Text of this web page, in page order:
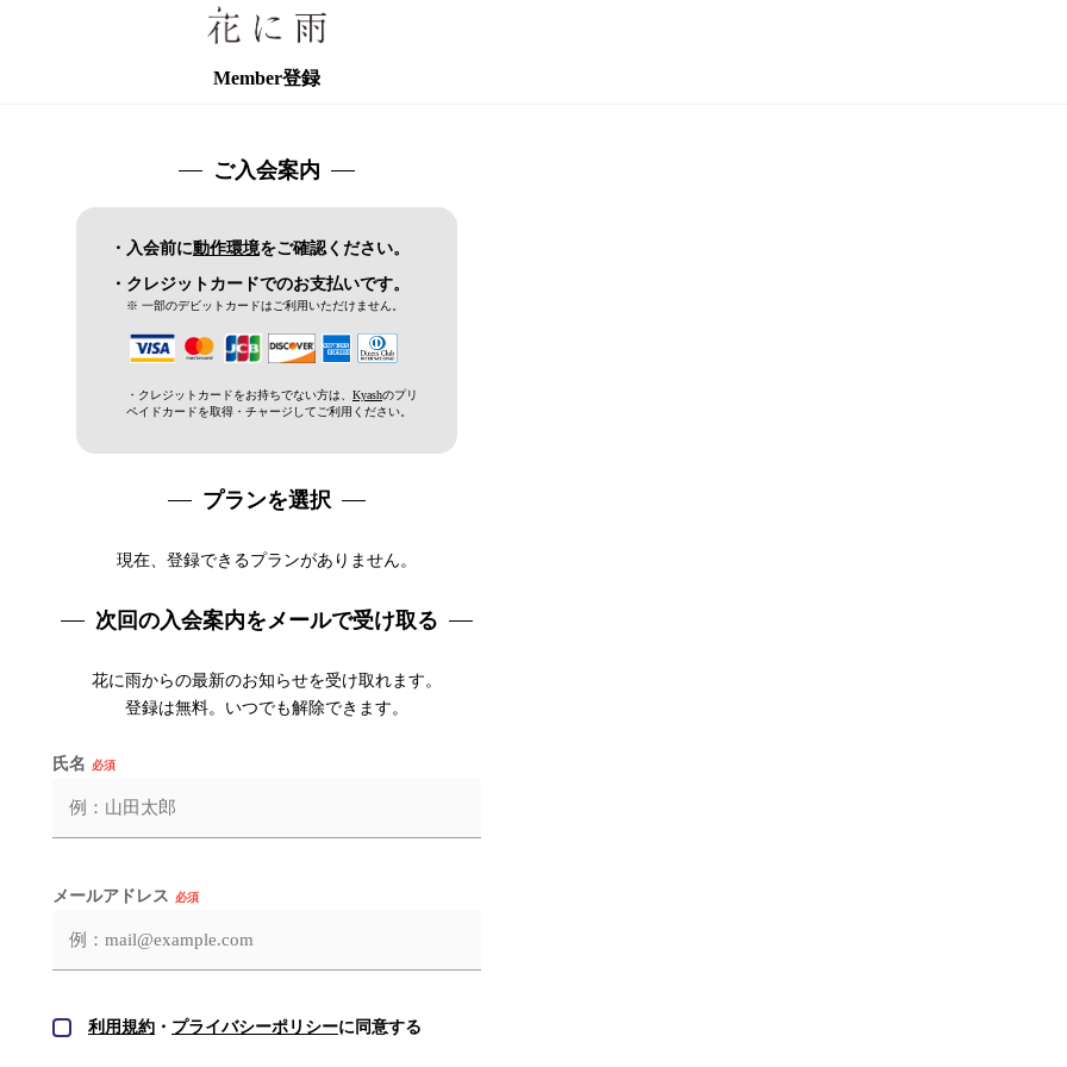
Member登録
ご入会案内
・入会前に動作環境をご確認ください。
・クレジットカードでのお支払いです。
※ 一部のデビットカードはご利用いただけません。
・クレジットカードをお持ちでない方は、 Kyashのプリ
ペイドカードを取得・チャージしてご利用ください。
プランを選択
現在、登録できるプランがありません。
次回の入会案内をメールで受け取る
花に雨からの最新のお知らせを受け取れます。
登録は無料。いつでも解除できます。
氏名 必須
メールアドレス 必須
利用規約 ・ プライバシーポリシーに同意する